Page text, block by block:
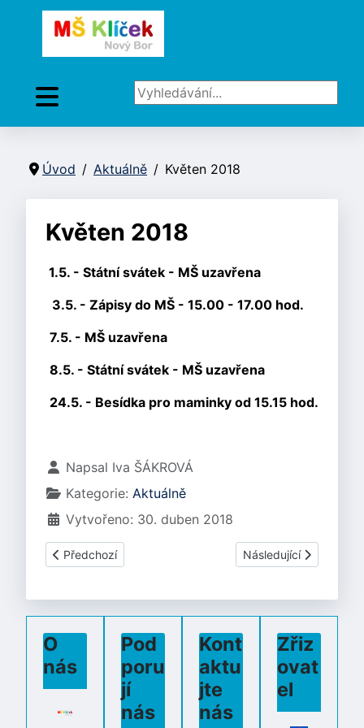
Vyhledávání...
Úvod Aktuálně Květen 2018
Květen 2018
1.5. - Státní svátek - MŠ uzavřena
3.5. - Zápisy do MŠ - 15.00 - 17.00 hod.
7.5. - MŠ uzavřena
8.5. - Státní svátek - MŠ uzavřena
24.5. - Besídka pro maminky od 15.15 hod.
Základní údaje
Napsal Iva ŠÁKROVÁ
Kategorie: Aktuálně
Vytvořeno: 30. duben 2018
Předchozí článek: Červen 2018
Předchozí Další článek: Duben
Následující
O
nás
Pod
poru
jí
nás
Kont
aktu
jte
nás
Zřiz
ovat
el